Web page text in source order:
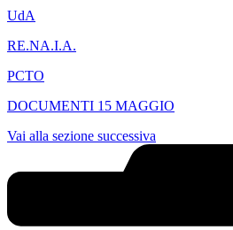
UdA
RE.NA.I.A.
PCTO
DOCUMENTI 15 MAGGIO
Vai alla sezione successiva